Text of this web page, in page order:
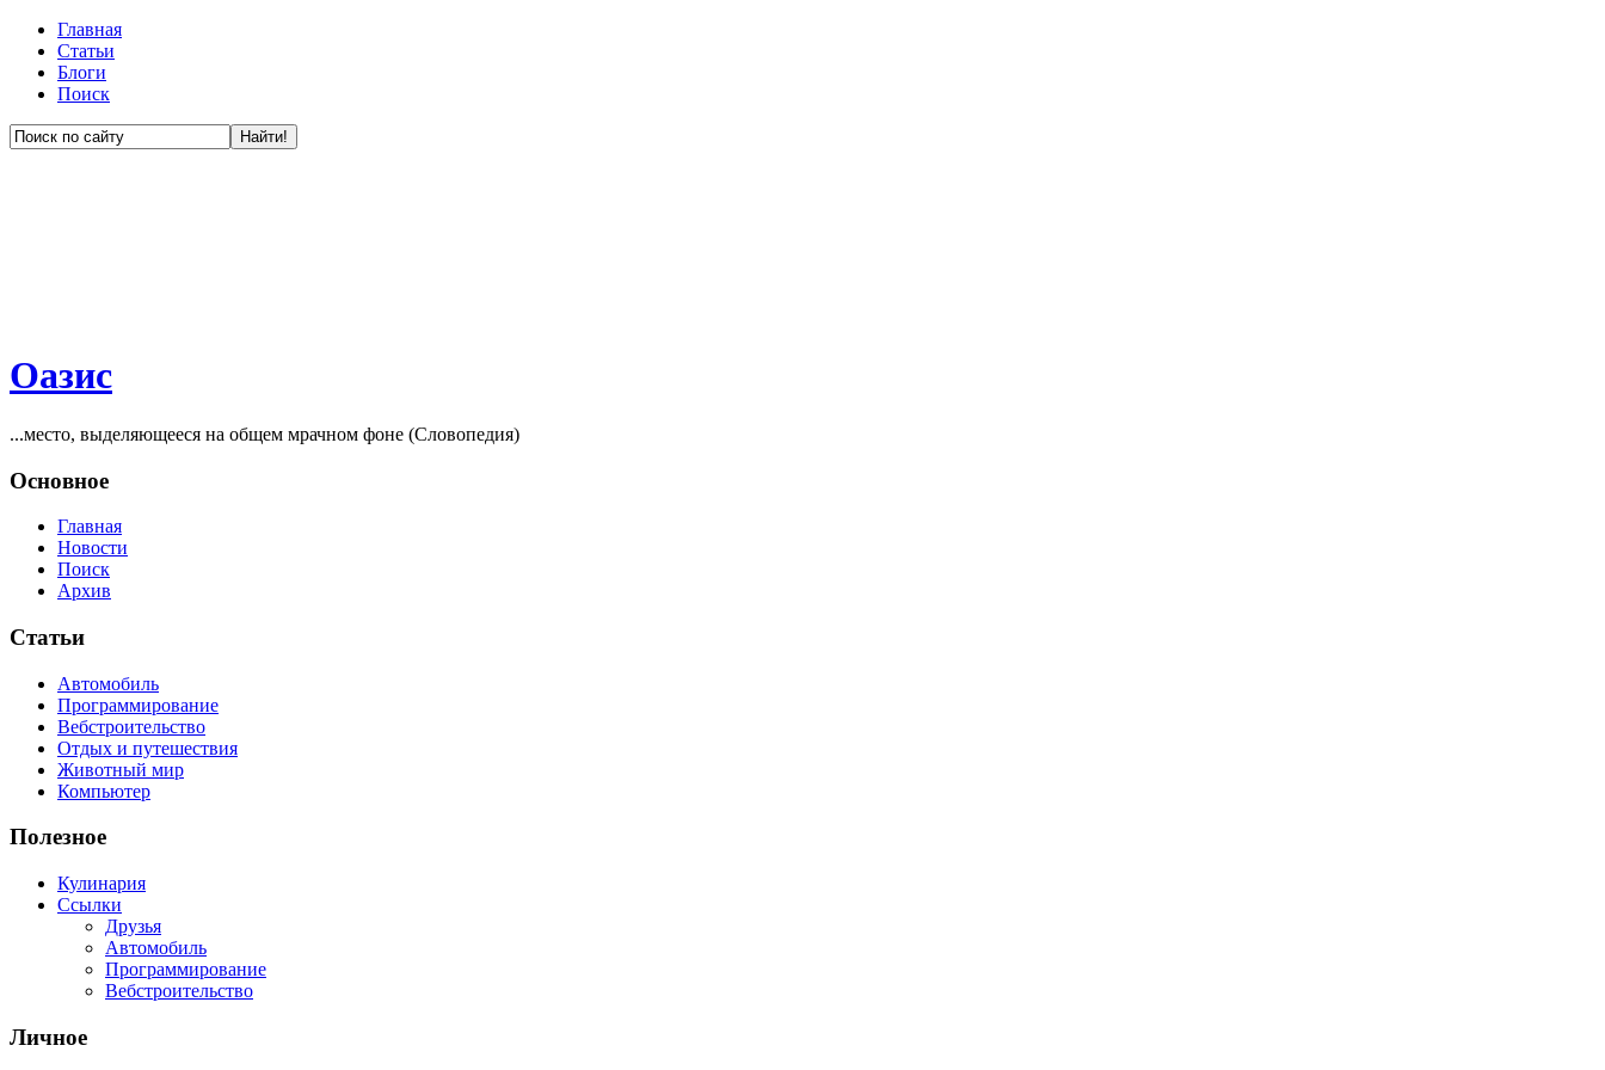
Главная
Статьи
Блоги
Поиск
Оазис
...место, выделяющееся на общем мрачном фоне (Словопедия)
Основное
Главная
Новости
Поиск
Архив
Статьи
Автомобиль
Программирование
Вебстроительство
Отдых и путешествия
Животный мир
Компьютер
Полезное
Кулинария
Ссылки
Друзья
Автомобиль
Программирование
Вебстроительство
Личное